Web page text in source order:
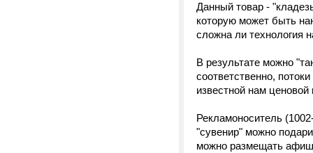
Данный товар -
которую может быть
сложна ли технология
В результате можно
соответственно,
известной нам
Рекламоноситель
"сувенир" можно
можно размещать